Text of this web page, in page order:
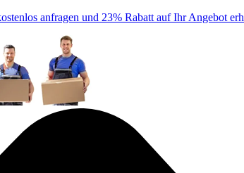
anfragen und 23% Rabatt auf Ihr Angebot